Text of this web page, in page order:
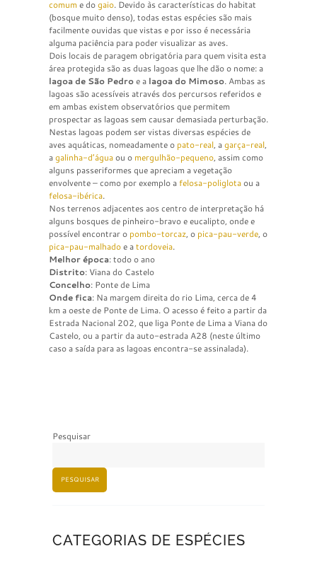
comum e dogaio. Devido às características do habitat
(bosque muito denso), todas estas espécies são mais
facilmente ouvidas que vistas e por isso é necessária
alguma paciência para poder visualizar as aves.
Dois locais de paragem obrigatória para quem visita esta
área protegida são as duas lagoas que lhe dão o nome: a
lagoa de São Pedroe a lagoa do Mimoso. Ambas as
lagoas são acessíveis através dos percursos referidos e
em ambas existem observatórios que permitem
prospectar as lagoas sem causar demasiada perturbação.
Nestas lagoas podem ser vistas diversas espécies de
aves aquáticas, nomeadamente o pato-real, agarça-real,
agalinha-d’águaou o mergulhão-pequeno, assim como
alguns passeriformes que apreciam a vegetação
envolvente – como por exemplo afelosa-poliglotaou a
felosa-ibérica.
Nos terrenos adjacentes aos centro de interpretação há
alguns bosques de pinheiro-bravo e eucalipto, onde e
possível encontrar o pombo-torcaz, o pica-pau-verde, o
pica-pau-malhadoe atordoveia.
Melhor época: todo o ano
Distrito: Viana do Castelo
Concelho: Ponte de Lima
Onde fica: Na margem direita do rio Lima, cerca de 4
km a oeste de Ponte de Lima. O acesso é feito a partir da
Estrada Nacional 202, que liga Ponte de Lima a Viana do
Castelo, ou a partir da auto-estrada A28 (neste último
caso a saída para as lagoas encontra-se assinalada).
Pesquisar
PESQUISAR
CATEGORIAS DE ESPÉCIES